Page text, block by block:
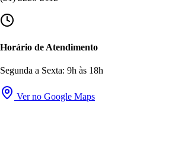
Horário de Atendimento
Segunda a Sexta: 9h às 18h
Ver no Google Maps